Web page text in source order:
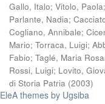
Gallo, Italo; Vitolo, Paola;
Parlante, Nadia;
Cogliano, Annibale;
Mario; Torraca, Luigi;
Fabio; Taglé, Maria
Rossi, Luigi; Lovito,
di Storia Patria (2003)
EleA themes by Ugsiba